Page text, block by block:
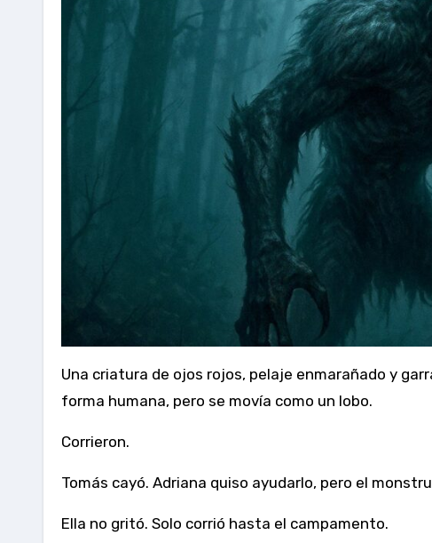
Una criatura de ojos rojos, pelaje enmarañado y
forma humana, pero se movía como un lobo.
Corrieron.
Tomás cayó. Adriana quiso ayudarlo, pero el
Ella no gritó. Solo corrió hasta el campamento.